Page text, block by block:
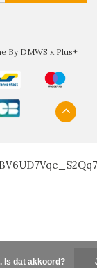
By DMWS x Plus+
Is dat akkoord?